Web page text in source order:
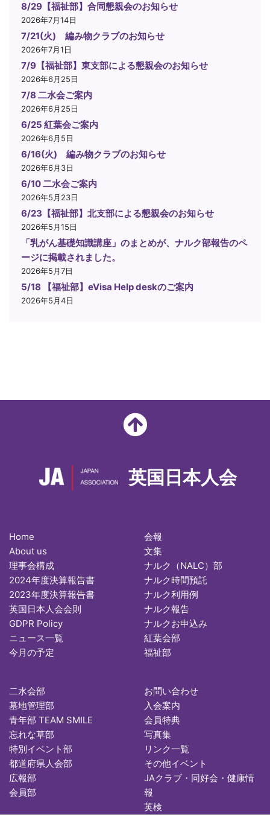
8/29【福祉部】合同懇親会のお知らせ
2026年7月14日
7/21(火) 編み物クラブのお知らせ
2026年7月1日
7/9【福祉部】東支部による懇親会のお知らせ
2026年6月25日
7/8 二水会ご案内
2026年6月25日
6/25 紅葉会ご案内
2026年6月5日
6/16(火) 編み物クラブのお知らせ
2026年6月3日
6/10 二水会ご案内
2026年5月23日
6/23【福祉部】北支部による懇親会のお知らせ
2026年5月15日
「乳がん基礎知識講座」のまとめが、ナルク部報告のペ
ージに掲載されました。
2026年5月7日
5/18 【福祉部】eVisa Help deskのご案内
2026年5月4日
英国日本人会
Home
About us
理事会構成
2024年度決算報告書
2023年度決算報告書
英国日本人会会則
GDPR Policy
ニュース一覧
今月の予定
会報
文集
ナルク（NALC）部
ナルク時間預託
ナルク利用例
ナルク報告
ナルクお申込み
紅葉会部
福祉部
二水会部
墓地管理部
青年部 TEAM SMILE
忘れな草部
特別イベント部
都道府県人会部
広報部
会員部
お問い合わせ
入会案内
会員特典
写真集
リンク一覧
その他イベント
JAクラブ・同好会・健康情
報
英検